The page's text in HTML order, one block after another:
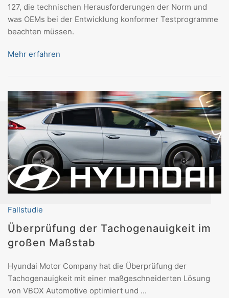
127, die technischen Herausforderungen der Norm und
was OEMs bei der Entwicklung konformer Testprogramme
beachten müssen.
Mehr erfahren
Fallstudie
Überprüfung der Tachogenauigkeit im
großen Maßstab
Hyundai Motor Company hat die Überprüfung der
Tachogenauigkeit mit einer maßgeschneiderten Lösung
von VBOX Automotive optimiert und ...